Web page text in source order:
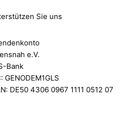
Sie uns
e.V.
Bank
GENODEM1GLS
DE50 4306 0967 1111 0512 07